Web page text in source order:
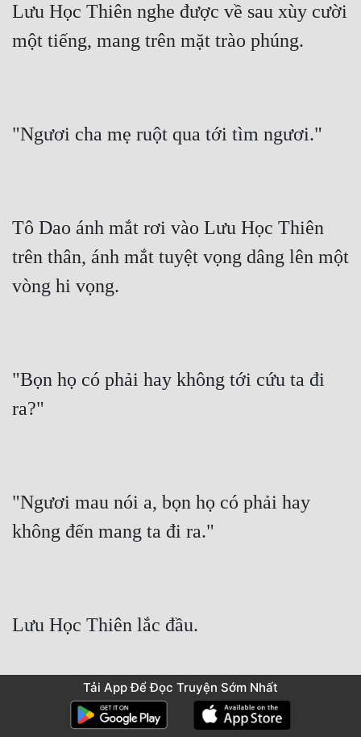
Lưu Học Thiên nghe được về sau xùy cười
một tiếng, mang trên mặt trào phúng.
"Ngươi cha mẹ ruột qua tới tìm ngươi."
Tô Dao ánh mắt rơi vào Lưu Học Thiên
trên thân, ánh mắt tuyệt vọng dâng lên một
vòng hi vọng.
"Bọn họ có phải hay không tới cứu ta đi
ra?"
"Ngươi mau nói a, bọn họ có phải hay
không đến mang ta đi ra."
Lưu Học Thiên lắc đầu.
"Hai người bọn họ nghĩ là cùng Tô Mạch
Tải App Để Đọc Truyện Sớm Nhất